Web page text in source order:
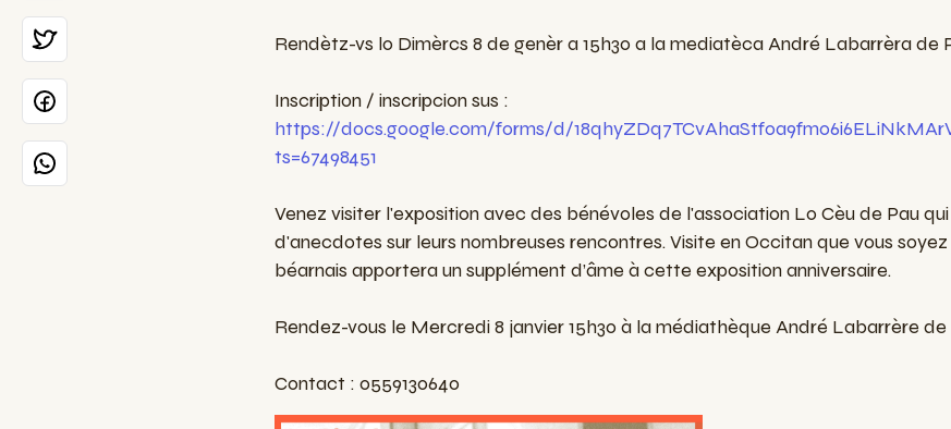
Rendètz-vs lo Dimèrcs 8 de genèr a 15h30 a la mediatèca André Labarrèra de
Inscription / inscripcion sus :
https://docs.google.com/forms/d/
ts=67498451
Venez visiter l'exposition avec des bénévoles de l'association Lo Cèu de Pau
d'anecdotes sur leurs nombreuses rencontres. Visite en Occitan que vous
béarnais apportera un supplément d’âme à cette exposition anniversaire.
Rendez-vous le Mercredi 8 janvier 15h30 à la médiathèque André Labarrère de
Contact : 0559130640